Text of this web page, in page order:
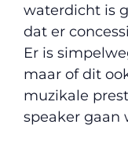
waterdicht is
dat er
Er is
maar of dit
muzikale
speaker gaan